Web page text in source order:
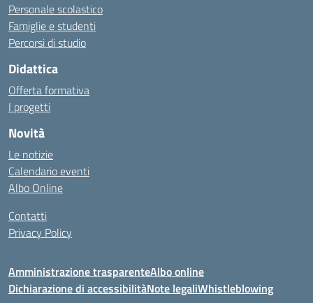
Personale scolastico
Famiglie e studenti
Percorsi di studio
Didattica
Offerta formativa
I progetti
Novità
Le notizie
Calendario eventi
Albo Online
Contatti
Privacy Policy
Amministrazione trasparenteAlbo online
Dichiarazione di accessibilitàNote legaliWhistleblowing